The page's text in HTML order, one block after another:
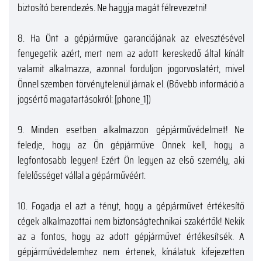
biztosító berendezés. Ne hagyja magát félrevezetni!
8. Ha Önt a gépjárműve garanciájának az elvesztésével
fenyegetik azért, mert nem az adott kereskedő által kínált
valamit alkalmazza, azonnal forduljon jogorvoslatért, mivel
Önnel szemben törvénytelenül járnak el. (Bővebb információ a
jogsértő magatartásokról: [phone_1])
9. Minden esetben alkalmazzon gépjárművédelmet! Ne
feledje, hogy az Ön gépjárműve Önnek kell, hogy a
legfontosabb legyen! Ezért Ön legyen az első személy, aki
felelősséget vállal a gépárművéért.
10. Fogadja el azt a tényt, hogy a gépjárművet értékesítő
cégek alkalmazottai nem biztonságtechnikai szakértők! Nekik
az a fontos, hogy az adott gépjárművet értékesítsék. A
gépjárművédelemhez nem értenek, kínálatuk kifejezetten